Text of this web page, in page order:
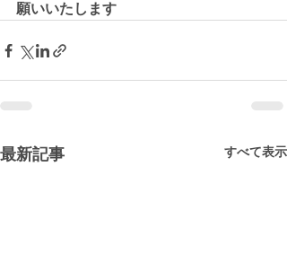
願いいたします
最新記事 すべて表示